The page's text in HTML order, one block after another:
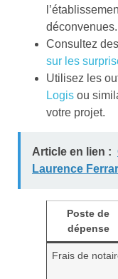
déconvenues.
Consultez
sur les
Utilisez les
Logis ou
votre projet.
Article en lien :
Laurence
Poste de
dépense
Frais de